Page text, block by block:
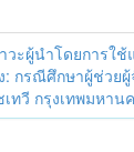
ะผู้นำโดยการใ
กรณีศึกษาผู้ช่วยผู้
ทวี กรุงเทพมหาน